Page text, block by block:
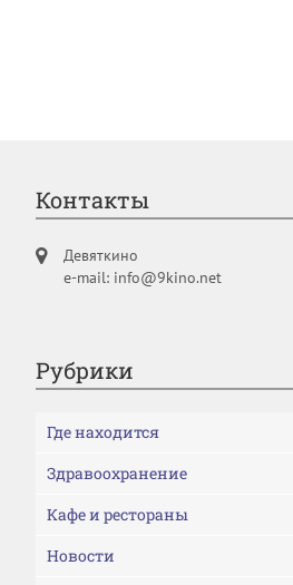
Контакты
Девяткино
e-mail: info@9kino.net
Рубрики
Где находится
Здравоохранение
Кафе и рестораны
Новости